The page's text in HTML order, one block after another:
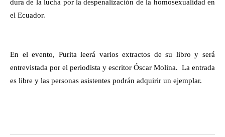
dura de la lucha por la despenalización de la homosexualidad en
el Ecuador.
En el evento, Purita leerá varios extractos de su libro y será
entrevistada por el periodista y escritor Óscar Molina. La entrada
es libre y las personas asistentes podrán adquirir un ejemplar.